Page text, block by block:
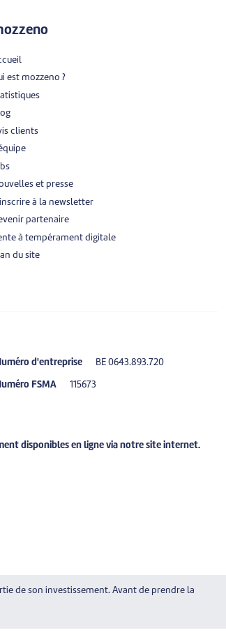
est mozzeno ?
clients
et presse
à la newsletter
partenaire
à tempérament digitale
du site
d'entreprise BE 0643.893.720
FSMA 115673
disponibles en ligne via notre site internet.
de son investissement. Avant de prendre la